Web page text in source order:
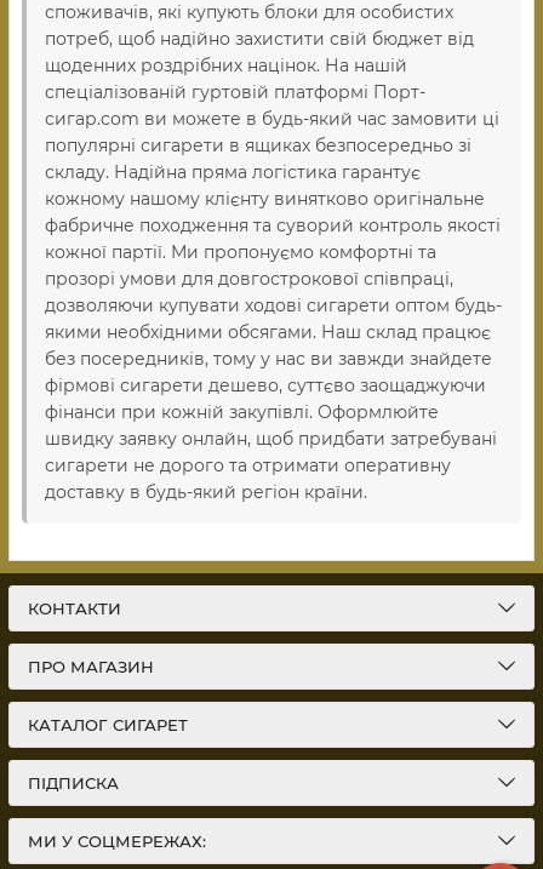
споживачів, які купують блоки для особистих
потреб, щоб надійно захистити свій бюджет від
щоденних роздрібних націнок. На нашій
спеціалізованій гуртовій платформі Порт-
сигар.com ви можете в будь-який час замовити ці
популярні сигарети в ящиках безпосередньо зі
складу. Надійна пряма логістика гарантує
кожному нашому клієнту винятково оригінальне
фабричне походження та суворий контроль якості
кожної партії. Ми пропонуємо комфортні та
прозорі умови для довгострокової співпраці,
дозволяючи купувати ходові сигарети оптом будь-
якими необхідними обсягами. Наш склад працює
без посередників, тому у нас ви завжди знайдете
фірмові сигарети дешево, суттєво заощаджуючи
фінанси при кожній закупівлі. Оформлюйте
швидку заявку онлайн, щоб придбати затребувані
сигарети не дорого та отримати оперативну
доставку в будь-який регіон країни.
КОНТАКТИ
ПРО МАГАЗИН
КАТАЛОГ СИГАРЕТ
ПІДПИСКА
МИ У СОЦМЕРЕЖАХ: